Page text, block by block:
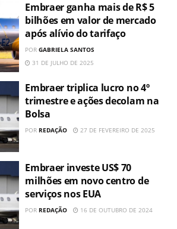
Embraer ganha mais de R$ 5
bilhões em valor de mercado
após alívio do tarifaço
POR GABRIELA SANTOS
31 DE JULHO DE 2025
Embraer triplica lucro no 4º
trimestre e ações decolam na
Bolsa
POR REDAÇÃO 27 DE FEVEREIRO DE 2025
Embraer investe US$ 70
milhões em novo centro de
serviços nos EUA
POR REDAÇÃO 16 DE OUTUBRO DE 2024